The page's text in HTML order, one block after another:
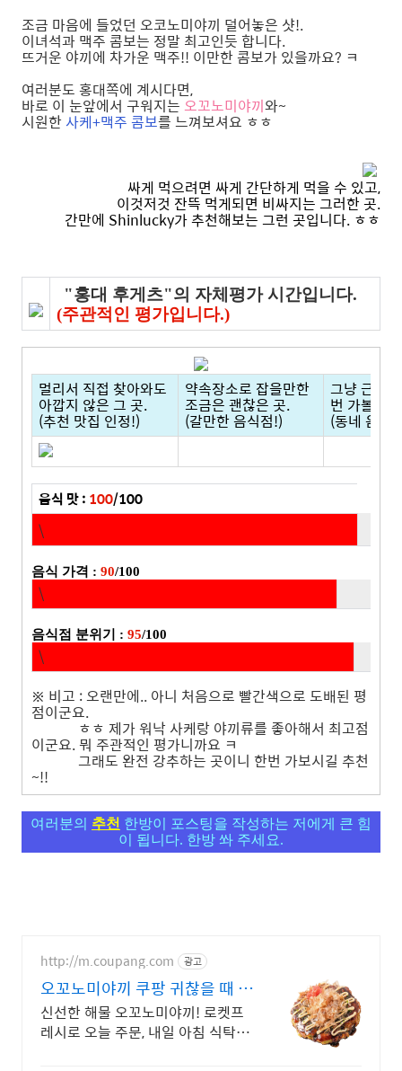
조금 마음에 들었던 오코노미야끼 덜어놓은 샷!.
이녀석과 맥주 콤보는 정말 최고인듯 합니다.
뜨거운 야끼에 차가운 맥주!! 이만한 콤보가 있을까요? ㅋ
여러분도 홍대쪽에 계시다면,
바로 이 눈앞에서 구워지는 오꼬노미야끼와~
시원한 사케+맥주 콤보를 느껴보셔요 ㅎㅎ
싸게 먹으려면 싸게 간단하게 먹을 수 있고,
이것저것 잔뜩 먹게되면 비싸지는 그러한 곳.
간만에 Shinlucky가 추천해보는 그런 곳입니다. ㅎㅎ
"홍대 후게츠"의 자체평가 시간입니다.
(주관적인 평가입니다.)
멀리서 직접 찾아와도
아깝지 않은 그 곳.
(추천 맛집 인정!)
약속장소로 잡을만한
조금은 괜찮은 곳.
(갈만한 음식점!)
그냥 근처
번 가볼만
(동네 음식
음식 맛 : 100/100
\
음식 가격 : 90/100
\
음식점 분위기 : 95/100
\
※ 비고 : 오랜만에.. 아니 처음으로 빨간색으로 도배된 평
점이군요.
ㅎㅎ 제가 워낙 사케랑 야끼류를 좋아해서 최고점
이군요. 뭐 주관적인 평가니까요 ㅋ
그래도 완전 강추하는 곳이니 한번 가보시길 추천
~!!
여러분의 추천 한방이 포스팅을 작성하는 저에게 큰 힘
이 됩니다. 한방 쏴 주세요.
http://m.coupang.com 광고
오꼬노미야끼 쿠팡 귀찮을 때 간
편 요리
신선한 해물 오꼬노미야끼! 로켓프
레시로 오늘 주문, 내일 아침 식탁에.